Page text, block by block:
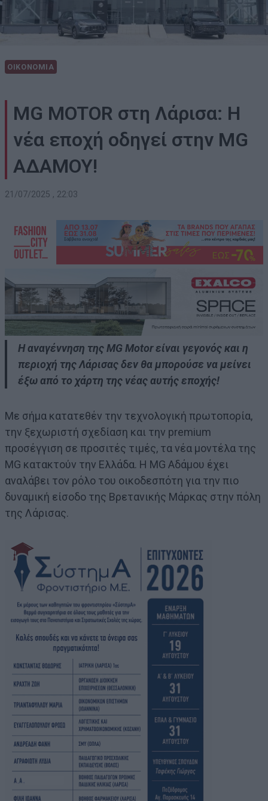
ΟΙΚΟΝΟΜΙΑ
MG MOTOR στη Λάρισα: Η
νέα εποχή οδηγεί στην ΜG
ΑΔΑΜΟΥ!
21/07/2025 , 22:03
Η αναγέννηση της MG Motor είναι γεγονός και η
περιοχή της Λάρισας δεν θα μπορούσε να μείνει
έξω από το χάρτη της νέας αυτής εποχής!
Με σήμα κατατεθέν την τεχνολογική πρωτοπορία,
την ξεχωριστή σχεδίαση και την premium
προσέγγιση σε προσιτές τιμές, τα νέα μοντέλα της
MG κατακτούν την Ελλάδα. Η ΜG Αδάμου έχει
αναλάβει τον ρόλο του οικοδεσπότη για την πιο
δυναμική είσοδο της Βρετανικής Μάρκας στην πόλη
της Λάρισας.